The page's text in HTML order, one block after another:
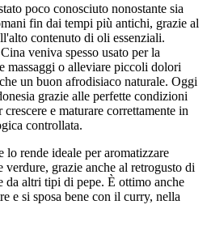
poco conosciuto nonostante sia
fin dai tempi più antichi, grazie al
contenuto di oli essenziali.
veniva spesso usato per la
massaggi o alleviare piccoli dolori
un buon afrodisiaco naturale. Oggi
grazie alle perfette condizioni
e maturare correttamente in
controllata.
lo rende ideale per aromatizzare
verdure, grazie anche al retrogusto di
da altri tipi di pepe. È ottimo anche
e si sposa bene con il curry, nella